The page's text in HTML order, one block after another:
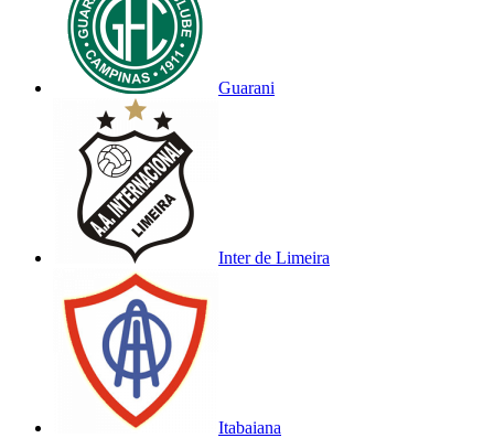
Guarani
Inter de Limeira
Itabaiana